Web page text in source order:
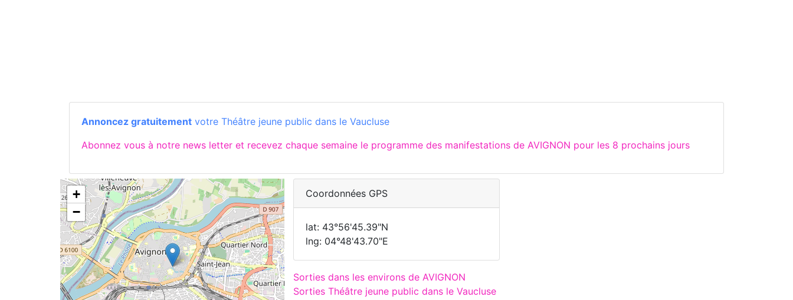
Annoncez gratuitement votre Théâtre jeune public dans le Vaucluse
Abonnez vous à notre news letter et recevez chaque semaine le programme des manifestations de AVIGNON pour les 8 prochains jours
+
−
Coordonnées GPS
lat: 43°56'45.39"N
lng: 04°48'43.70"E
Sorties dans les environs de AVIGNON
Sorties Théâtre jeune public dans le Vaucluse